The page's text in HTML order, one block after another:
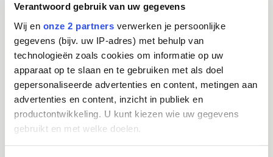
Verantwoord gebruik van uw gegevens
Wij en onze 2 partners verwerken je persoonlijke
gegevens (bijv. uw IP-adres) met behulp van
technologieën zoals cookies om informatie op uw
apparaat op te slaan en te gebruiken met als doel
gepersonaliseerde advertenties en content, metingen aan
advertenties en content, inzicht in publiek en
productontwikkeling. U kunt kiezen wie uw gegevens
gebruikt en met welke doelen.
marketingkanalen.
_gcl_au Google
Gebruikt door
Google AdSense
om te
experimenteren met
de efficiëntie van
advertenties op
websites die hun
n